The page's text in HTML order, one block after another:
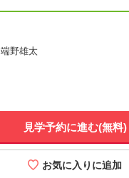
端野雄太
見学予約に進む(無料)